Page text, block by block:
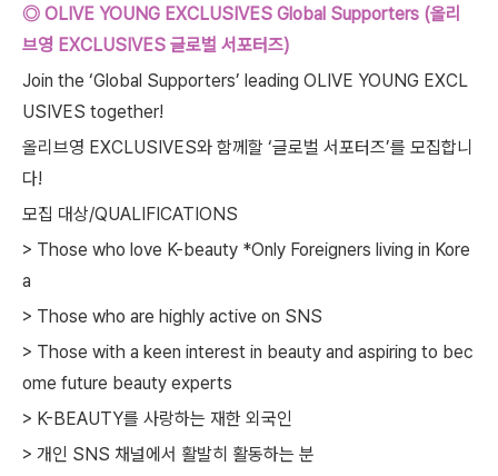
◎ OLIVE YOUNG EXCLUSIVES Global Supporters (올리
브영 EXCLUSIVES 글로벌 서포터즈)
Join the ‘Global Supporters’ leading OLIVE YOUNG EXCL
USIVES together!
올리브영 EXCLUSIVES와 함께할 ‘글로벌 서포터즈’를 모집합니
다!
모집 대상/QUALIFICATIONS
> Those who love K-beauty *Only Foreigners living in Kore
a
> Those who are highly active on SNS
> Those with a keen interest in beauty and aspiring to bec
ome future beauty experts
> K-BEAUTY를 사랑하는 재한 외국인
> 개인 SNS 채널에서 활발히 활동하는 분